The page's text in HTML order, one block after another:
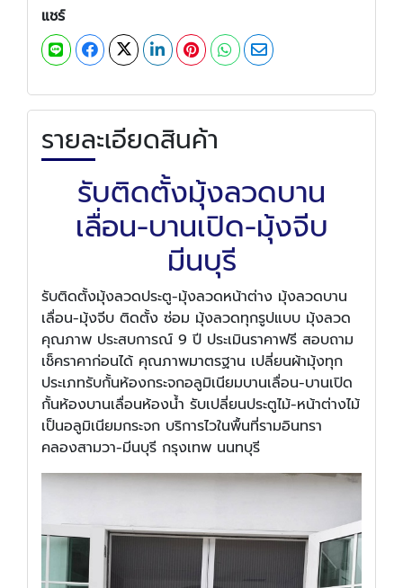
แชร์
รายละเอียดสินค้า
รับติดตั้งมุ้งลวดบาน
เลื่อน-บานเปิด-มุ้งจีบ
มีนบุรี
รับติดตั้งมุ้งลวดประตู-มุ้งลวดหน้าต่าง มุ้งลวดบาน
เลื่อน-มุ้งจีบ ติดตั้ง ซ่อม มุ้งลวดทุกรูปแบบ มุ้งลวด
คุณภาพ ประสบการณ์ 9 ปี ประเมินราคาฟรี สอบถาม
เช็คราคาก่อนได้ คุณภาพมาตรฐาน เปลี่ยนผ้ามุ้งทุก
ประเภทรับกั้นห้องกระจกอลูมิเนียมบานเลื่อน-บานเปิด
กั้นห้องบานเลื่อนห้องน้ำ รับเปลี่ยนประตูไม้-หน้าต่างไม้
เป็นอลูมิเนียมกระจก บริการไวในพื้นที่รามอินทรา
คลองสามวา-มีนบุรี กรุงเทพ นนทบุรี